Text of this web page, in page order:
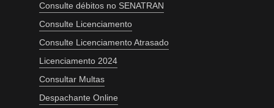
Consulte débitos no SENATRAN
Consulte Licenciamento
Consulte Licenciamento Atrasado
Licenciamento 2024
Consultar Multas
Despachante Online